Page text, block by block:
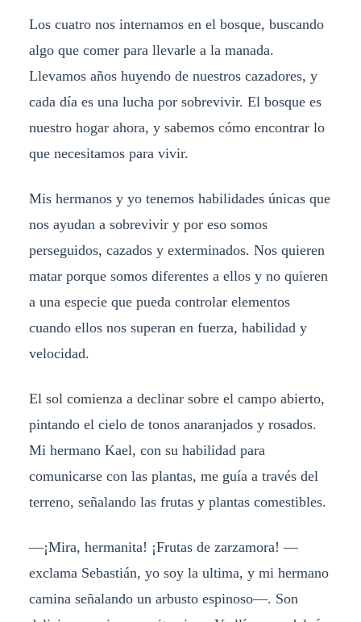
Los cuatro nos internamos en el bosque, buscando
algo que comer para llevarle a la manada.
Llevamos años huyendo de nuestros cazadores, y
cada día es una lucha por sobrevivir. El bosque es
nuestro hogar ahora, y sabemos cómo encontrar lo
que necesitamos para vivir.
Mis hermanos y yo tenemos habilidades únicas que
nos ayudan a sobrevivir y por eso somos
perseguidos, cazados y exterminados. Nos quieren
matar porque somos diferentes a ellos y no quieren
a una especie que pueda controlar elementos
cuando ellos nos superan en fuerza, habilidad y
velocidad.
El sol comienza a declinar sobre el campo abierto,
pintando el cielo de tonos anaranjados y rosados.
Mi hermano Kael, con su habilidad para
comunicarse con las plantas, me guía a través del
terreno, señalando las frutas y plantas comestibles.
—¡Mira, hermanita! ¡Frutas de zarzamora! —
exclama Sebastián, yo soy la ultima, y mi hermano
camina señalando un arbusto espinoso—. Son